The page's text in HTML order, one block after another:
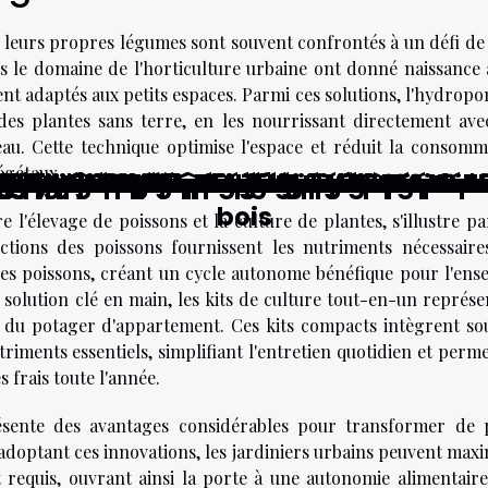
propres légumes sont souvent confrontés à un défi
le domaine de l'horticulture urbaine ont donné naissance
adaptés aux petits espaces. Parmi ces solutions,
plantes sans terre, en les nourrissant directement
Cette technique optimise l'espace et réduit la
l'élevage de poissons et la culture de plantes, s'illustre
des poissons fournissent les nutriments
poissons, créant un cycle autonome bénéfique pour
solution clé en main, les kits de culture tout-en-un
potager d'appartement. Ces kits compacts intègrent
essentiels, simplifiant l'entretien quotidien et
frais toute l'année.
des avantages considérables pour transformer de
ces innovations, les jardiniers urbains peuvent
ouvrant ainsi la porte à une autonomie
enjeux pour la sécurité
de chauffage écologiques ?
éco-construction transforment-
adapté à ses besoins ?
pour votre rénovation ?
ils la conception des
système de chauffage actuel ?
une climatisation réversible
facilitent la rénovation
pour la maison
choix et astuces pour une
pluie intégration et bénéfices
personnalisé en ligne
économique et design pour la
solutions intelligentes pour la
dans les peintures
un intérieur éco-responsable
isolation et élégance
énergétique de votre habitat
3G pour les gestionnaires
maison pour réduire la
de votre maison grâce à la
isolants pour réduire la
bois
pour l'efficacité énergétique et
aux lampes de chevet
de votre maison
renouvelable sous-estimée
solaire thermique
géothermique
l'énergie éolienne
à portée de main?
énergétique
?
? ?